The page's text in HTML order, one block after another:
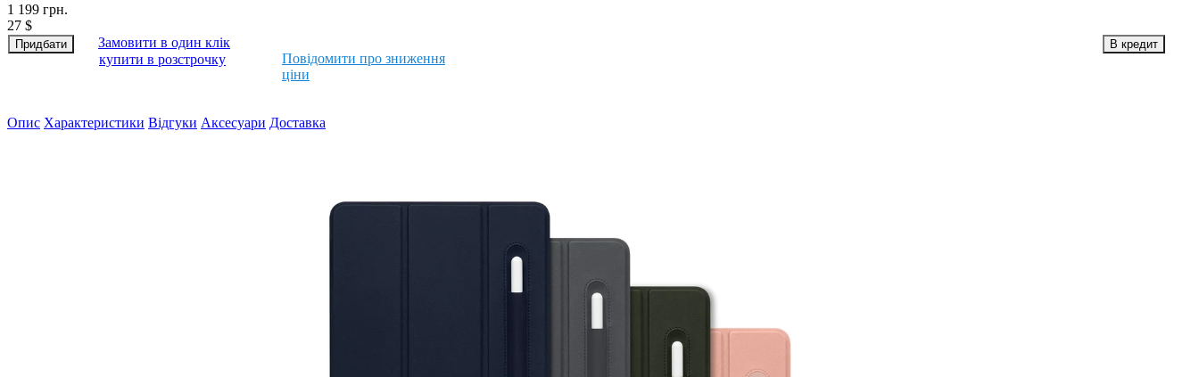
1 199 грн.
27 $
Замовити в один клік
купити в розстрочку
Повідомити про зниження
ціни
Опис Характеристики Відгуки Аксесуари Доставка